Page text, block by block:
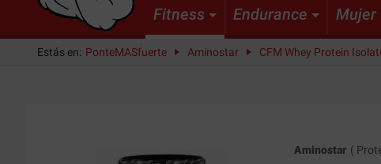
Fitness Endurance Mujer
Estás en: PonteMASfuerte Aminostar CFM Whey Protein
Aminostar (